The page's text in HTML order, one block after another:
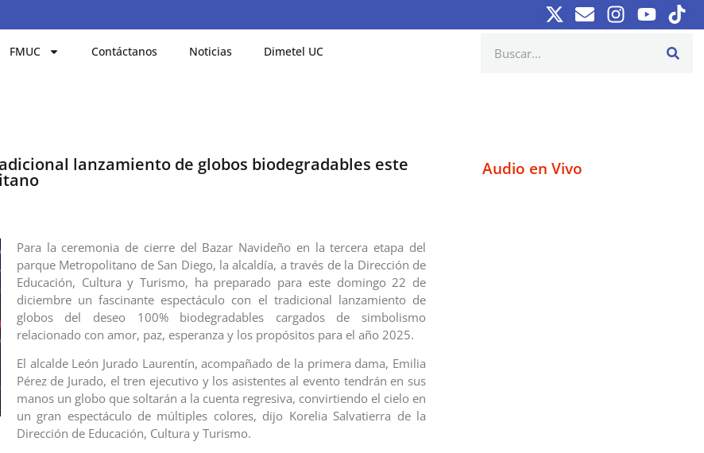
FMUC Contáctanos Noticias Dimetel UC
lanzamiento de globos biodegradables este
Para la ceremonia de cierre del Bazar Navideño en la tercera etapa del
parque Metropolitano de San Diego, la alcaldía, a través de la Dirección de
Educación, Cultura y Turismo, ha preparado para este domingo 22 de
diciembre un fascinante espectáculo con el tradicional lanzamiento de
globos del deseo 100% biodegradables cargados de simbolismo
relacionado con amor, paz, esperanza y los propósitos para el año 2025.
El alcalde León Jurado Laurentín, acompañado de la primera dama, Emilia
Pérez de Jurado, el tren ejecutivo y los asistentes al evento tendrán en sus
manos un globo que soltarán a la cuenta regresiva, convirtiendo el cielo en
un gran espectáculo de múltiples colores, dijo Korelia Salvatierra de la
Dirección de Educación, Cultura y Turismo.
Audio en Vivo